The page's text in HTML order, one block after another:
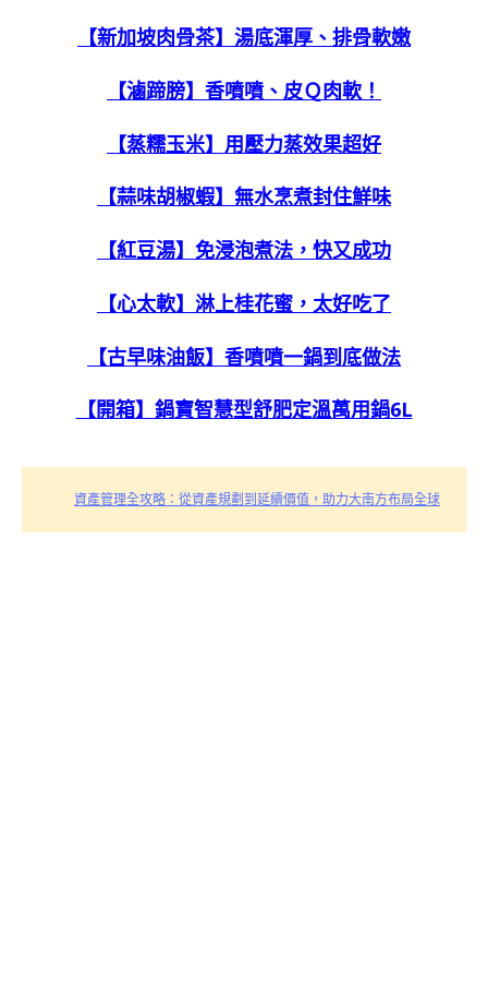
【新加坡肉骨茶】湯底渾厚、排骨軟嫩
【滷蹄膀】香噴噴、皮Ｑ肉軟！
【蒸糯玉米】用壓力蒸效果超好
【蒜味胡椒蝦】無水烹煮封住鮮味
【紅豆湯】免浸泡煮法，快又成功
【心太軟】淋上桂花蜜，太好吃了
【古早味油飯】香噴噴一鍋到底做法
【開箱】鍋寶智慧型舒肥定溫萬用鍋6L
資產管理全攻略：從資產規劃到延續價值，助力大南方布局全球